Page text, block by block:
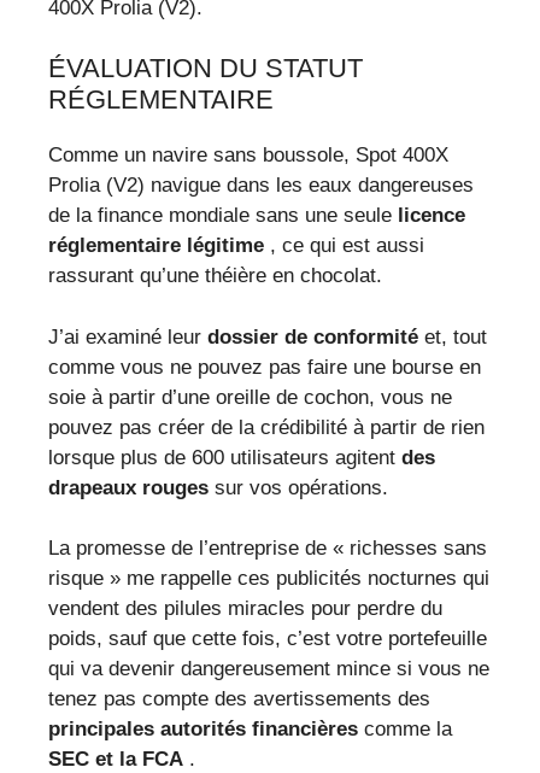
400X Prolia (V2).
ÉVALUATION DU STATUT
RÉGLEMENTAIRE
Comme un navire sans boussole, Spot 400X
Prolia (V2) navigue dans les eaux dangereuses
de la finance mondiale sans une seule licence
réglementaire légitime , ce qui est aussi
rassurant qu’une théière en chocolat.
J’ai examiné leur dossier de conformité et, tout
comme vous ne pouvez pas faire une bourse en
soie à partir d’une oreille de cochon, vous ne
pouvez pas créer de la crédibilité à partir de rien
lorsque plus de 600 utilisateurs agitent des
drapeaux rouges sur vos opérations.
La promesse de l’entreprise de « richesses sans
risque » me rappelle ces publicités nocturnes qui
vendent des pilules miracles pour perdre du
poids, sauf que cette fois, c’est votre portefeuille
qui va devenir dangereusement mince si vous ne
tenez pas compte des avertissements des
principales autorités financières comme la
SEC et la FCA .